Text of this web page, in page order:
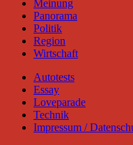
Meinung
Panorama
Politik
Region
Wirtschaft
Autotests
Essay
Loveparade
Technik
Impressum /